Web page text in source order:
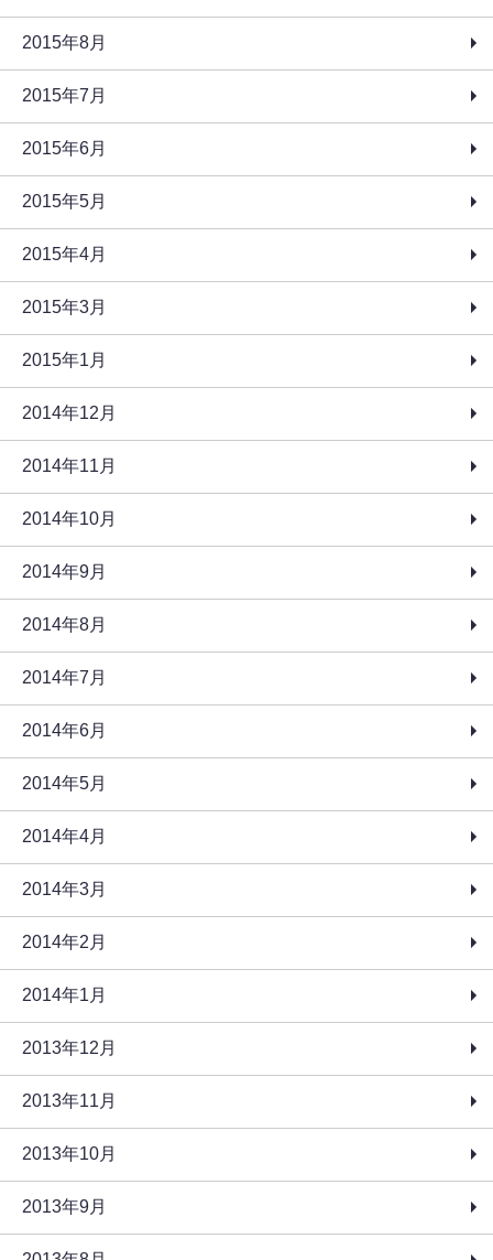
2015年8月
2015年7月
2015年6月
2015年5月
2015年4月
2015年3月
2015年1月
2014年12月
2014年11月
2014年10月
2014年9月
2014年8月
2014年7月
2014年6月
2014年5月
2014年4月
2014年3月
2014年2月
2014年1月
2013年12月
2013年11月
2013年10月
2013年9月